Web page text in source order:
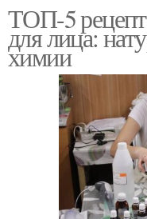
ТОП-5
для лица:
химии